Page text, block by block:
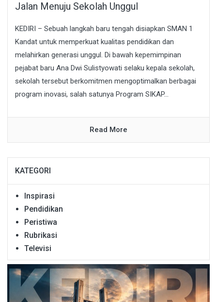
Jalan Menuju Sekolah Unggul
KEDIRI – Sebuah langkah baru tengah disiapkan SMAN 1
Kandat untuk memperkuat kualitas pendidikan dan
melahirkan generasi unggul. Di bawah kepemimpinan
pejabat baru Ana Dwi Sulistyowati selaku kepala sekolah,
sekolah tersebut berkomitmen mengoptimalkan berbagai
program inovasi, salah satunya Program SIKAP...
Read More
KATEGORI
Inspirasi
Pendidikan
Peristiwa
Rubrikasi
Televisi